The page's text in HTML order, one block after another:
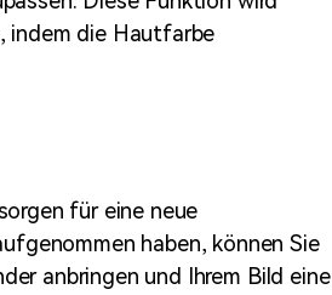
indem die Hautfarbe
für eine neue
haben, können Sie
anbringen und Ihrem Bild eine